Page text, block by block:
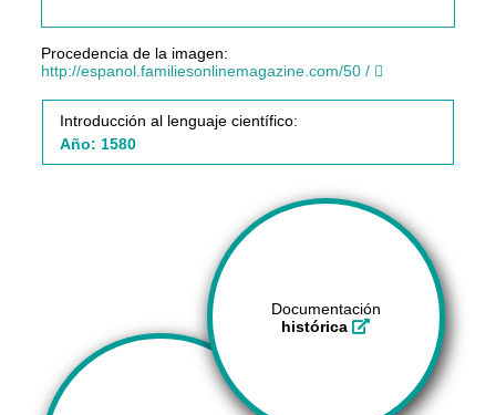
Procedencia de la imagen:
http://espanol.familiesonlinemagazine.com/50 /
Introducción al lenguaje científico:
Año: 1580
Documentación
histórica